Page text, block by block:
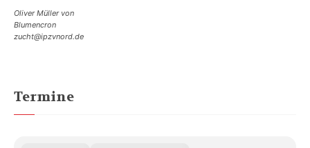
Oliver Müller von
Blumencron
zucht@ipzvnord.de
Termine